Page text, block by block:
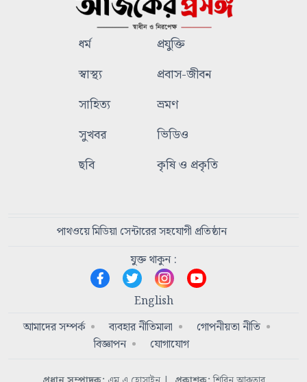
ধর্ম
প্রযুক্তি
স্বাস্থ্য
প্রবাস-জীবন
সাহিত্য
ভ্রমণ
সুখবর
ভিডিও
ছবি
কৃষি ও প্রকৃতি
পাথওয়ে মিডিয়া সেন্টারের সহযোগী প্রতিষ্ঠান
যুক্ত থাকুন :
English
আমাদের সম্পর্ক
ব্যবহার নীতিমালা
গোপনীয়তা নীতি
বিজ্ঞাপন
যোগাযোগ